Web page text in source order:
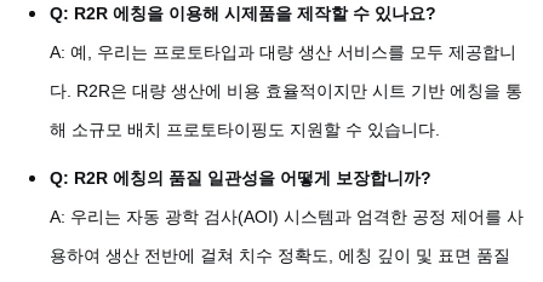
Q: R2R 에칭을 이용해 시제품을 제작할 수 있나요?
A: 예, 우리는 프로토타입과 대량 생산 서비스를 모두 제공합니
다. R2R은 대량 생산에 비용 효율적이지만 시트 기반 에칭을 통
해 소규모 배치 프로토타이핑도 지원할 수 있습니다.
Q: R2R 에칭의 품질 일관성을 어떻게 보장합니까?
A: 우리는 자동 광학 검사(AOI) 시스템과 엄격한 공정 제어를 사
용하여 생산 전반에 걸쳐 치수 정확도, 에칭 깊이 및 표면 품질